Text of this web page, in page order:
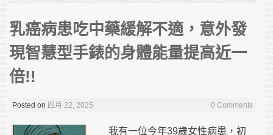
乳癌病患吃中藥緩解不適，意外發
現智慧型手錶的身體能量提高近一
倍!!
Posted on 四月 22, 2025 0 Comments
我有一位今年39歲女性病患，初